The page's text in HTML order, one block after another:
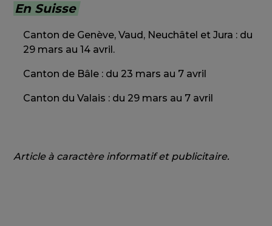
En Suisse
Canton de Genève, Vaud, Neuchâtel et Jura : du
29 mars au 14 avril.
Canton de Bâle : du 23 mars au 7 avril
Canton du Valais : du 29 mars au 7 avril
Article à caractère informatif et publicitaire.